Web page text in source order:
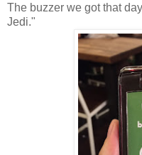
The buzzer we got that
Jedi."